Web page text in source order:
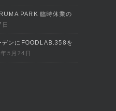
PARK 臨時休業の
デンにFOODLAB.358を
5月24日